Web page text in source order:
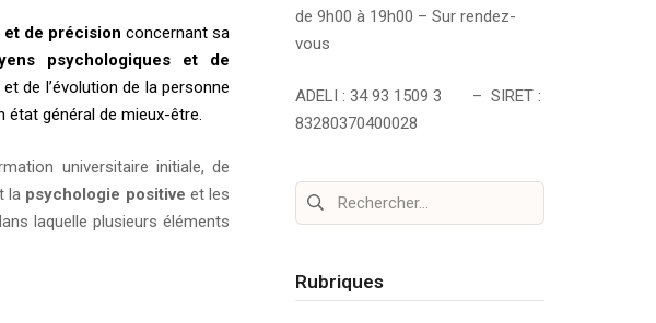
de précision concernant sa
psychologiques et de
de l’évolution de la personne
état général de mieux-être.
universitaire initiale, de
la psychologie positive et les
laquelle plusieurs éléments
de 9h00 à 19h00 – Sur rendez-
vous
ADELI : 34 93 1509 3 – SIRET :
83280370400028
Rechercher :
Rubriques